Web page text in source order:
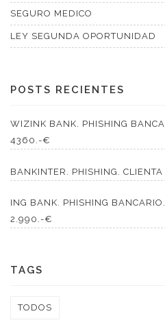
SEGURO MEDICO
LEY SEGUNDA OPORTUNIDAD
POSTS RECIENTES
WIZINK BANK. PHISHING
4360.-€
BANKINTER. PHISHING.
ING BANK. PHISHING
2.990.-€
TAGS
TODOS